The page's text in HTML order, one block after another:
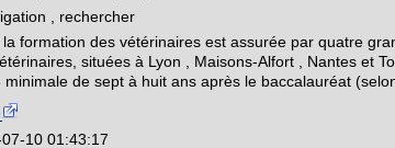
, rechercher
formation des vétérinaires est assurée par quatre
situées à Lyon , Maisons-Alfort , Nantes et
de sept à huit ans après le baccalauréat (selon
10 01:43:17